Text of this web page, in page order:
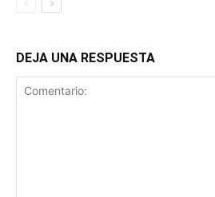
DEJA UNA RESPUESTA